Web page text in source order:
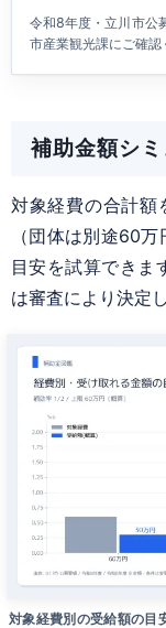
令和8年度・立川市公
市産業観光課にご確認
補助金額シ
対象経費の合計額
（団体は別途60
目安を試算できま
は審査により決定し
対象経費別の受給額の